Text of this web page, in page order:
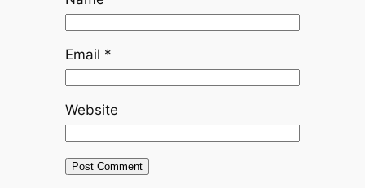
Email *
Website